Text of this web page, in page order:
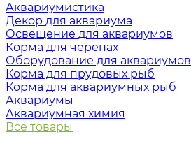
Аквариумистика
Декор для аквариума
Освещение для аквариумов
Корма для черепах
Оборудование для аквариумов
Корма для прудовых рыб
Корма для аквариумных рыб
Аквариумы
Аквариумная химия
Все товары